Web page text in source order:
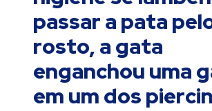
passar a pata
rosto, a gata
enganchou uma
em um dos